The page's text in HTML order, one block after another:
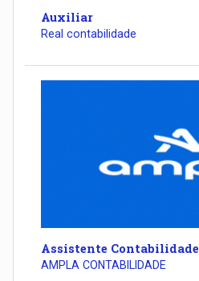
Auxiliar
Real contabilidade
Assistente Contabilidade
AMPLA CONTABILIDADE